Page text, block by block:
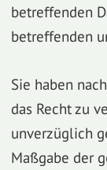
betreffenden
betreffenden
Sie haben
das Recht zu
unverzüglich
Maßgabe der